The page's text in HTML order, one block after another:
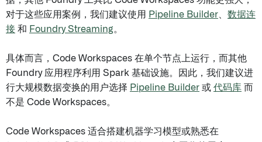
对于这些应用案例，我们建议使用
Pipeline Builder
数据连
接 和 Foundry Streaming。
具体而言，Code Workspaces 在单个节点上运行，而其他
Foundry 应用程序利用 Spark 基础设施。因此，我们建议进
行大规模数据变换的用户选择 Pipeline Builder 或 代码库 而
不是 Code Workspaces。
Code Workspaces 适合搭建机器学习模型或熟悉在